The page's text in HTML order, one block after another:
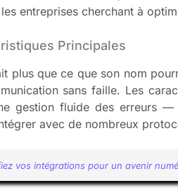
entreprises cherchant à
Principales
plus que ce que son nom
sans faille. Les
gestion fluide des erreurs
avec de nombreux
vos intégrations pour un avenir